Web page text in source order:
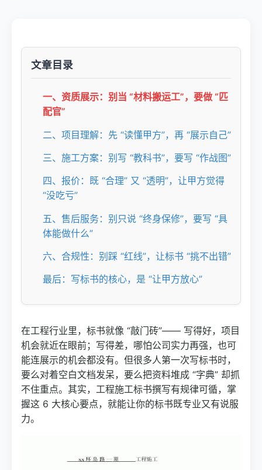
文章目录
一、资质展示：别当 “材料搬运工”，要做 “匹
配官”
二、项目理解：先 “读懂甲方”，再 “展示自己”
三、施工方案：别写 “教科书”，要写 “作战图”
四、报价：既 “合理” 又 “透明”，让甲方觉得
“没吃亏”
五、售后服务：别只说 “终身保修”，要写 “具
体能做什么”
六、合规性：别踩 “红线”，让标书 “挑不出错”
最后：写标书的核心，是 “让甲方放心”
在工程行业里，标书就像 “敲门砖”—— 写得好，项目
机会就近在眼前；写得差，哪怕公司实力再强，也可
能连展示的机会都没有。但很多人第一次写标书时，
要么对着空白文档发呆，要么把资料堆成 “字典” 却抓
不住重点。其实，工程施工标书撰写有规律可循，掌
握这 6 大核心要点，就能让你的标书既专业又有说服
力。